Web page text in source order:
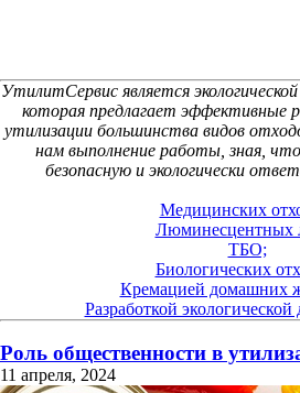
УтилитСервис является экологической
которая предлагает эффективные
утилизации большинства видов
нам выполнение работы, зная,
безопасную и экологически
Медицинских
Люминесцентных
ТБО;
Биологических
Кремацией домашних
Разработкой
Роль общественности в
11 апреля, 2024